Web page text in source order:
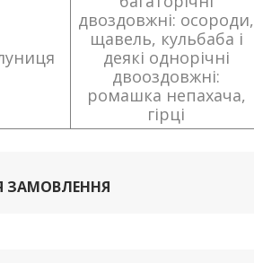
двоздовжні: осороди,
щавель, кульбаба і
деякі однорічні
двооздовжні:
ромашка непахача,
гірці
ЗАМОВЛЕННЯ